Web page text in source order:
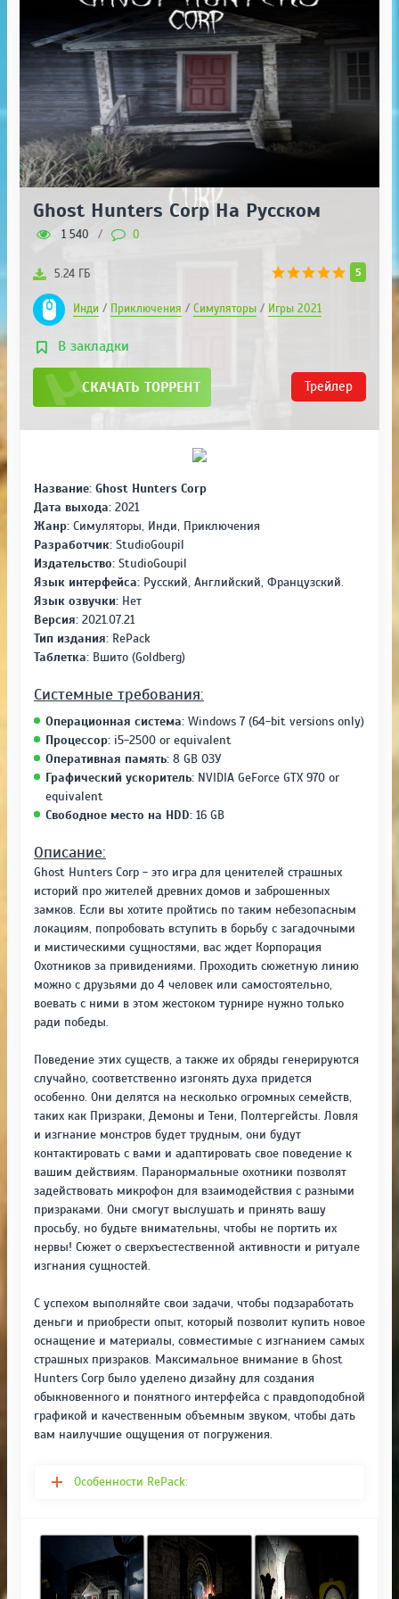
Ghost Hunters Corp На Русском
1 540 / 0
5
5.24 ГБ
Инди / Приключения / Симуляторы / Игры 2021
В закладки
СКАЧАТЬ ТОРРЕНТ Трейлер
Название: Ghost Hunters Corp
Дата выхода: 2021
Жанр: Симуляторы, Инди, Приключения
Разработчик: StudioGoupil
Издательство: StudioGoupil
Язык интерфейса: Русский, Английский, Французский.
Язык озвучки: Нет
Версия: 2021.07.21
Тип издания: RePack
Таблетка: Вшито (Goldberg)
Системные требования:
Операционная система: Windows 7 (64-bit versions only)
Процессор: i5-2500 or equivalent
Оперативная память: 8 GB ОЗУ
Графический ускоритель: NVIDIA GeForce GTX 970 or
equivalent
Свободное место на HDD: 16 GB
Описание:
Ghost Hunters Corp - это игра для ценителей страшных
историй про жителей древних домов и заброшенных
замков. Если вы хотите пройтись по таким небезопасным
локациям, попробовать вступить в борьбу с загадочными
и мистическими сущностями, вас ждет Корпорация
Охотников за привидениями. Проходить сюжетную линию
можно с друзьями до 4 человек или самостоятельно,
воевать с ними в этом жестоком турнире нужно только
ради победы.
Поведение этих существ, а также их обряды генерируются
случайно, соответственно изгонять духа придется
особенно. Они делятся на несколько огромных семейств,
таких как Призраки, Демоны и Тени, Полтергейсты. Ловля
и изгнание монстров будет трудным, они будут
контактировать с вами и адаптировать свое поведение к
вашим действиям. Паранормальные охотники позволят
задействовать микрофон для взаимодействия с разными
призраками. Они смогут выслушать и принять вашу
просьбу, но будьте внимательны, чтобы не портить их
нервы! Сюжет о сверхъестественной активности и ритуале
изгнания сущностей.
С успехом выполняйте свои задачи, чтобы подзаработать
деньги и приобрести опыт, который позволит купить новое
оснащение и материалы, совместимые с изгнанием самых
страшных призраков. Максимальное внимание в Ghost
Hunters Corp было уделено дизайну для создания
обыкновенного и понятного интерфейса с правдоподобной
графикой и качественным объемным звуком, чтобы дать
вам наилучшие ощущения от погружения.
Особенности RePack: